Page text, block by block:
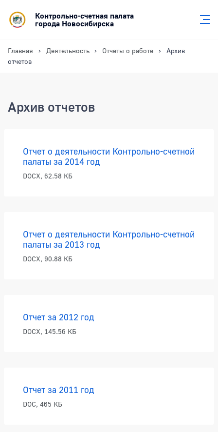
Контрольно-счетная палата
города Новосибирска
Главная Деятельность Отчеты о работе
Архив
отчетов
Архив отчетов
Отчет о деятельности Контрольно-счетной
палаты за 2014 год
DOCX, 62.58 КБ
Отчет о деятельности Контрольно-счетной
палаты за 2013 год
DOCX, 90.88 КБ
Отчет за 2012 год
DOCX, 145.56 КБ
Отчет за 2011 год
DOC, 465 КБ